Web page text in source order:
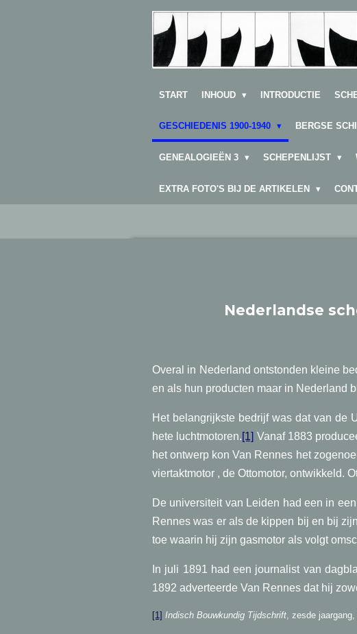
START INHOUD INTRODUCTIE
GESCHIEDENIS 1900-1940 BERGSE
GENEALOGIEËN 3 SCHEPENLIJST
EXTRA FOTO'S BIJ DE ARTIKELEN
Nederlandse
Overal in Nederland ontstonden kleine
en als hun producten maar in Nederland
Het belangrijkste bedrijf was dat van de
hete luchtmotoren.[1] Vanaf 1883
het ontwerp kon Van Rennes het
viertaktmotor , de Ottomotor, ontwikkeld.
De universiteit van Leiden had een in
Rennes was er als de kippen bij en bij
toe waarin hij zijn gasmotor als volgt
In juli 1891 had een journalist van
1892 adverteerde Van Rennes dat hij
[1] Indisch Bouwkundig Tijdschrift, zesde